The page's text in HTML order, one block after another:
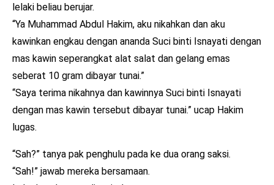
lelaki beliau berujar.
“Ya Muhammad Abdul Hakim, aku nikahkan dan aku
kawinkan engkau dengan ananda Suci binti Isnayati dengan
mas kawin seperangkat alat salat dan gelang emas
seberat 10 gram dibayar tunai.”
“Saya terima nikahnya dan kawinnya Suci binti Isnayati
dengan mas kawin tersebut dibayar tunai.” ucap Hakim
lugas.
“Sah?” tanya pak penghulu pada ke dua orang saksi.
“Sah!” jawab mereka bersamaan.